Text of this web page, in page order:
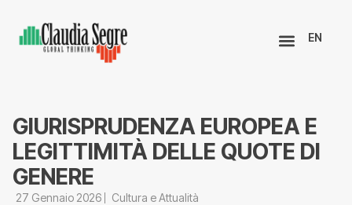
EN
GIURISPRUDENZA EUROPEA E
LEGITTIMITÀ DELLE QUOTE DI
GENERE
27 Gennaio 2026 Cultura e Attualità